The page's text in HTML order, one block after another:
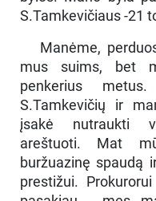
S.Tamkevičiaus -21
Manėme,
mus suims, bet
penkerius
S.Tamkevičių ir
įsakė nutraukti
areštuoti. Mat
buržuazinę spaudą
prestižui.